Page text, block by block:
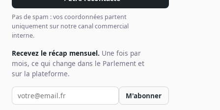
Pas de spam : vos coordonnées partent
uniquement sur notre canal commercial
interne.
Recevez le récap mensuel. Une fois par
mois, ce qui change dans le Parlement et
sur la plateforme.
Votre email pour la newsletter
M'abonner